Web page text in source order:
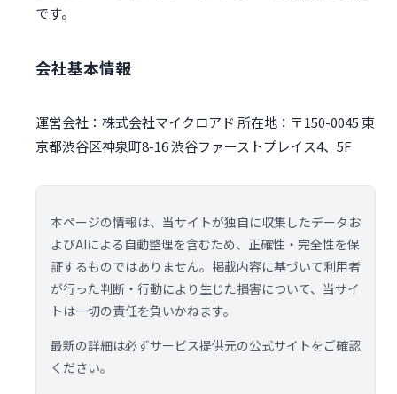
です。
会社基本情報
運営会社：株式会社マイクロアド 所在地：〒150-0045 東
京都渋谷区神泉町8-16 渋谷ファーストプレイス4、5F
本ページの情報は、当サイトが独自に収集したデータお
よびAIによる自動整理を含むため、正確性・完全性を保
証するものではありません。掲載内容に基づいて利用者
が行った判断・行動により生じた損害について、当サイ
トは一切の責任を負いかねます。
最新の詳細は必ずサービス提供元の公式サイトをご確認
ください。